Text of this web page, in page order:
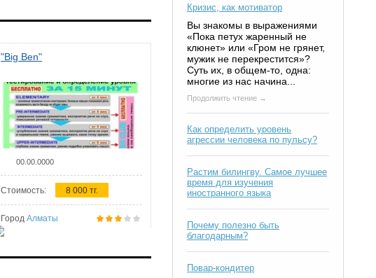
"Big Ben"
00.00.0000
Стоимость: 8 000 тг.
Город Алматы
Кризис, как мотиватор
Вы знакомы в выражениями
«Пока петух жаренный не
клюнет» или «Гром не грянет,
мужик не перекрестится»?
Суть их, в общем-то, одна:
многие из нас начина...
Продолжить чтение →
Как определить уровень
агрессии человека по пульсу?
Растим билингву. Самое лучшее
время для изучения
иностранного языка
Почему полезно быть
благодарным?
Повар-кондитер